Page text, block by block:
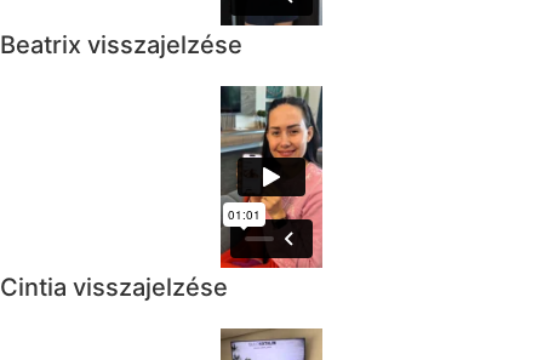
Beatrix visszajelzése
Cintia visszajelzése